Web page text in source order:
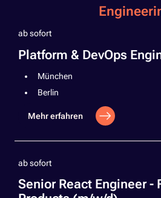
ab sofort
Platform & DevOps
München
Berlin
Mehr erfahren
ab sofort
Senior React Engineer -